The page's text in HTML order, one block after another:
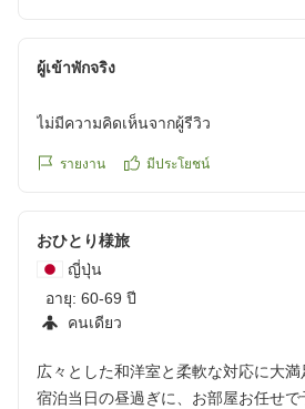
と、大変嬉しく拝見いたしました。
また、お食事を担当いたしました
お言葉をいただき、誠にありがと
ひとときをお過ごしいただけたと
みとなります。
ただけるよう、内容やプランにつき
とさせていただきます。
これからも温泉、お食事、おもてな
いただける宿を目指して努めてまい
おります。
ผู้เข้าพักจริง
ไม่มีความคิดเห็นจากผู้รีวิว
รายงาน มีประโยชน์
おひとり様旅
ญี่ปุ่น
อายุ: 60-69 ปี
คนเดียว
広々とした和洋室と柔軟な対応に大満
宿泊当日の昼過ぎに、お部屋お任せ